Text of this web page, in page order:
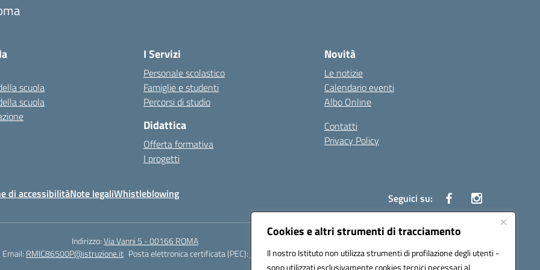
Cookies e altri strumenti di tracciamento
Il nostro Istituto non utilizza strumenti di profilazione degli utenti -
sono utilizzati esclusivamente cookies tecnici necessari al
scuola
scuola
I Servizi
Personale scolastico
Famiglie e studenti
Percorsi di studio
Didattica
Offerta formativa
I progetti
Novità
Le notizie
Calendario eventi
Albo Online
Contatti
Privacy Policy
di accessibilitàNote legaliWhistleblowing Seguici su:
Indirizzo:Via Vanni 5 - 00166 ROMA
Email: RMIC86500P@istruzione.it Posta elettronica certificata (PEC):
RMIC86500P@pec.istruzione.it